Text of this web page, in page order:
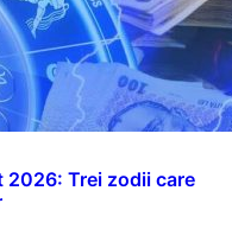
Trei zodii care